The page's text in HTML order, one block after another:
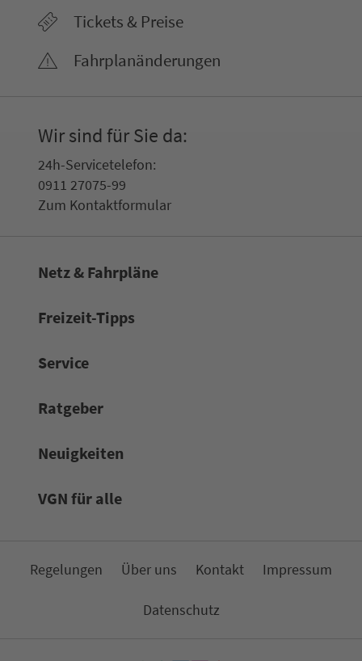
Tickets & Preise
Fahr­plan­ände­rungen
Wir sind für Sie da:
24h-Ser­vice­te­le­fon:
0911 27075-99
Zum Kon­taktformular
Netz & Fahrpläne
Frei­zeit-Tipps
Service
Rat­ge­ber
Neuigkeiten
VGN für alle
Re­ge­lungen Über uns Kon­takt Impressum
Da­ten­schutz